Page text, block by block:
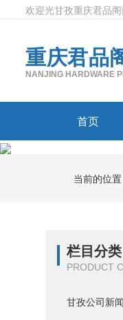
欢迎光甘孜重庆君品
重庆君品
NANJING HARDWARE
首页
当前的位
栏目分类
PRODUCT
甘孜公司新闻